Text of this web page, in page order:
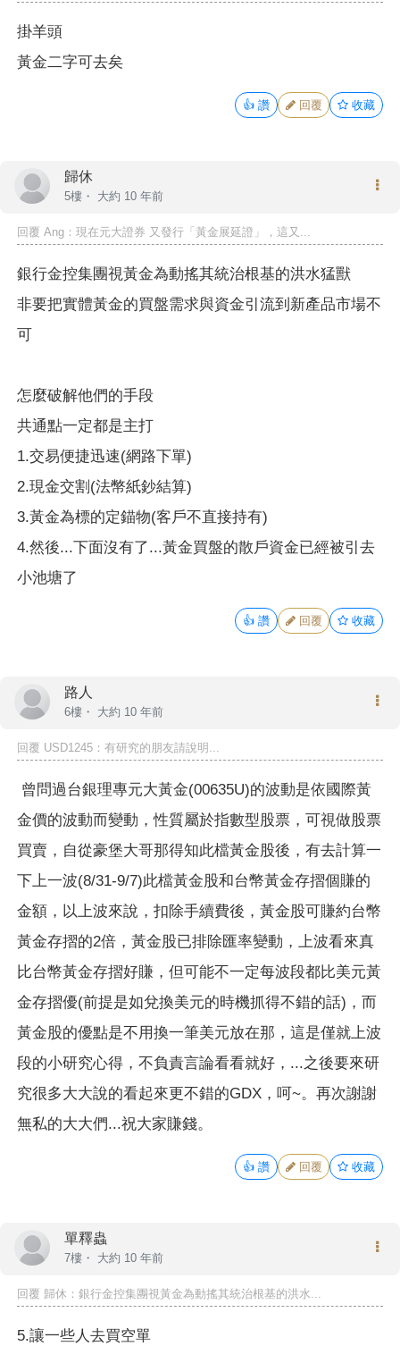
掛羊頭
黃金二字可去矣
👍 讚 回覆 收藏
歸休
5樓・ 大約 10 年前
回覆 Ang ：現在元大證券 又發行「黃金展延證」，這又...
銀行金控集團視黃金為動搖其統治根基的洪水猛獸
非要把實體黃金的買盤需求與資金引流到新產品市場不
可
怎麼破解他們的手段
共通點一定都是主打
1.交易便捷迅速(網路下單)
2.現金交割(法幣紙鈔結算)
3.黃金為標的定錨物(客戶不直接持有)
4.然後...下面沒有了...黃金買盤的散戶資金已經被引去
小池塘了
👍 讚 回覆 收藏
路人
6樓・ 大約 10 年前
回覆 USD1245 ：有研究的朋友請說明...
曾問過台銀理專元大黃金(00635U)的波動是依國際黃
金價的波動而變動，性質屬於指數型股票，可視做股票
買賣，自從豪堡大哥那得知此檔黃金股後，有去計算一
下上一波(8/31-9/7)此檔黃金股和台幣黃金存摺個賺的
金額，以上波來說，扣除手續費後，黃金股可賺約台幣
黃金存摺的2倍，黃金股已排除匯率變動，上波看來真
比台幣黃金存摺好賺，但可能不一定每波段都比美元黃
金存摺優(前提是如兌換美元的時機抓得不錯的話)，而
黃金股的優點是不用換一筆美元放在那，這是僅就上波
段的小研究心得，不負責言論看看就好，...之後要來研
究很多大大說的看起來更不錯的GDX，呵~。再次謝謝
無私的大大們...祝大家賺錢。
👍 讚 回覆 收藏
單釋蟲
7樓・ 大約 10 年前
回覆 歸休 ：銀行金控集團視黃金為動搖其統治根基的洪水...
5.讓一些人去買空單